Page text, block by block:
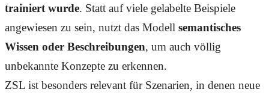
trainiert wurde. Statt auf viele gelabelte Beispiele
angewiesen zu sein, nutzt das Modell semantisches
Wissen oder Beschreibungen, um auch völlig
unbekannte Konzepte zu erkennen.
ZSL ist besonders relevant für Szenarien, in denen neue